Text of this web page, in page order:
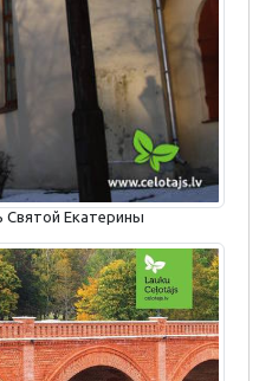
Святой Екатерины